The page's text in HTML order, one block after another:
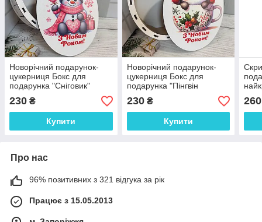
Новорічний подарунок-
цукерниця Бокс для
подарунка "Сніговик"
Розмір: 20*16*9 см
230 ₴
Купити
Новорічний подарунок-
цукерниця Бокс для
подарунка "Пінгвін
новорічний" Розмір:
20*16*9 см
230₴
Купити
шт
260
Про нас
96% позитивних з 321 відгука за рік
Працює з 15.05.2013